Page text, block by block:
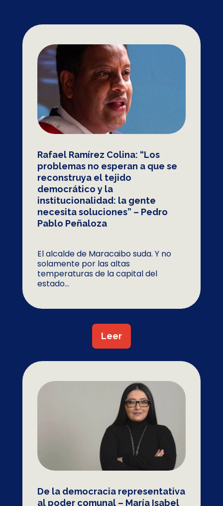
Rafael Ramírez Colina: “Los
problemas no esperan a que se
reconstruya el tejido
democrático y la
institucionalidad: la gente
necesita soluciones” – Pedro
Pablo Peñaloza
El alcalde de Maracaibo suda. Y no
solamente por las altas
temperaturas de la capital del
estado...
Leer
De la democracia representativa
al poder comunal – María Isabel